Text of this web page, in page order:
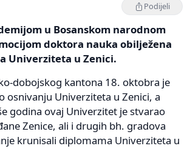
Podijeli
u Bosanskom narodnom
doktora nauka obilježena
Univerziteta u Zenici.
dobojskog kantona 18. oktobra je
osnivanju Univerziteta u Zenici, a
godina ovaj Univerzitet je stvarao
Zenice, ali i drugih bh. gradova
krunisali diplomama Univerziteta u